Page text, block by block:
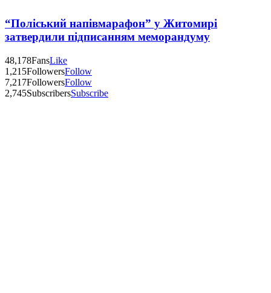
“Поліський напівмарафон” у Житомирі
затвердили підписанням меморандуму
48,178FansLike
1,215FollowersFollow
7,217FollowersFollow
2,745SubscribersSubscribe